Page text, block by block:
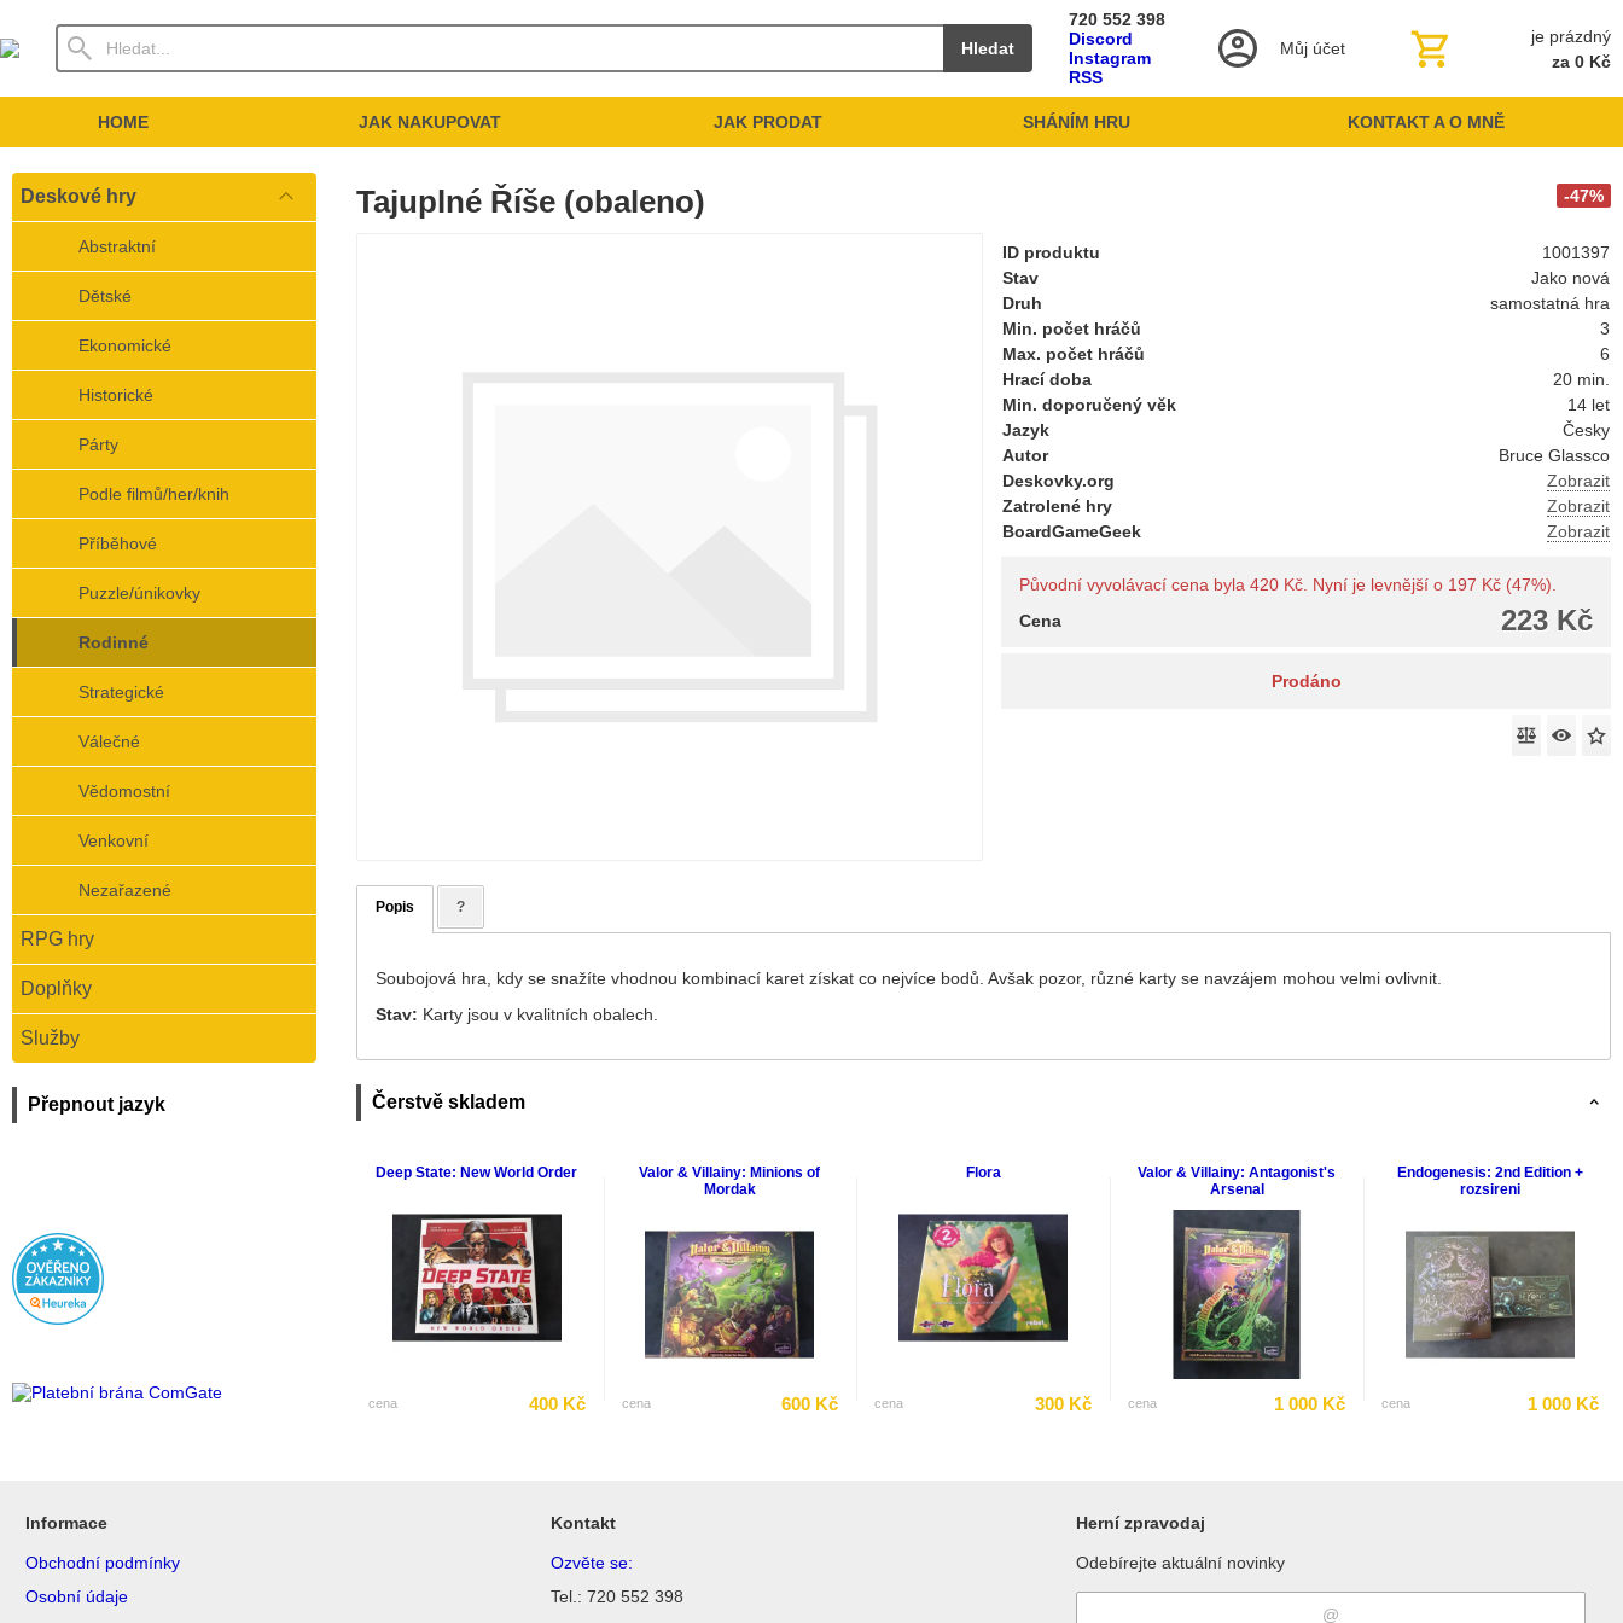
Hledat
720 552 398
Discord
Instagram
RSS
Můj účet
je prázdný
za 0 Kč
HOME JAK NAKUPOVAT JAK PRODAT SHÁNÍM HRU KONTAKT A O MNĚ
Deskové hry
Abstraktní
Dětské
Ekonomické
Historické
Párty
Podle filmů/her/knih
Příběhové
Puzzle/únikovky
Rodinné
Strategické
Válečné
Vědomostní
Venkovní
Nezařazené
RPG hry
Doplňky
Služby
Přepnout jazyk
-47%
Tajuplné Říše (obaleno)
ID produktu
1001397
Stav
Jako nová
Druh
samostatná hra
Min. počet hráčů
3
Max. počet hráčů
6
Hrací doba
20 min.
Min. doporučený věk
14 let
Jazyk
Česky
Autor
Bruce Glassco
Deskovky.org
Zobrazit
Zatrolené hry
Zobrazit
BoardGameGeek
Zobrazit
Původní vyvolávací cena byla 420 Kč. Nyní je levnější o 197 Kč (47%).
223 Kč
Cena
Prodáno
Popis ?
Soubojová hra, kdy se snažíte vhodnou kombinací karet získat co nejvíce bodů. Avšak pozor, různé karty se navzájem mohou velmi ovlivnit.
Stav: Karty jsou v kvalitních obalech.
Čerstvě skladem
Deep State: New World Order
cena 400 Kč
Valor & Villainy: Minions of
Mordak
cena 600 Kč
Flora
cena 300 Kč
Valor & Villainy: Antagonist's
Arsenal
cena 1 000 Kč
Endogenesis: 2nd Edition +
rozsireni
cena 1 000 Kč
Informace
Obchodní podmínky
Osobní údaje
Kontakt
Ozvěte se:
Tel.: 720 552 398
Herní zpravodaj
Odebírejte aktuální novinky